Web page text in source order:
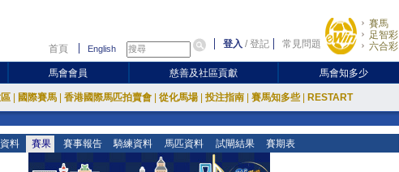
首頁 English 登入 /登記 常見問題
賽馬
足智彩
六合彩
馬會會員 慈善及社區貢獻 馬會知多少
國際賽馬 香港國際馬匹拍賣會 從化馬場 投注指南 賽馬知多些 RESTART
料 賽果 賽事報告 騎練資料 馬匹資料 試閘結果 賽期表